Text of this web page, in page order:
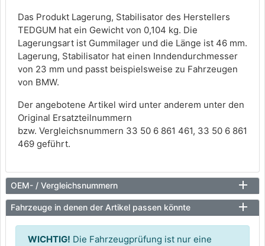
Das Produkt Lagerung, Stabilisator des Herstellers
TEDGUM hat ein Gewicht von 0,104 kg. Die
Lagerungsart ist Gummilager und die Länge ist 46 mm.
Lagerung, Stabilisator hat einen Inndendurchmesser
von 23 mm und passt beispielsweise zu Fahrzeugen
von BMW.
Der angebotene Artikel wird unter anderem unter den
Original Ersatzteilnummern
bzw. Vergleichsnummern 33 50 6 861 461, 33 50 6 861
469 geführt.
OEM- / Vergleichsnummern
Fahrzeuge in denen der Artikel passen könnte
WICHTIG! Die Fahrzeugprüfung ist nur eine